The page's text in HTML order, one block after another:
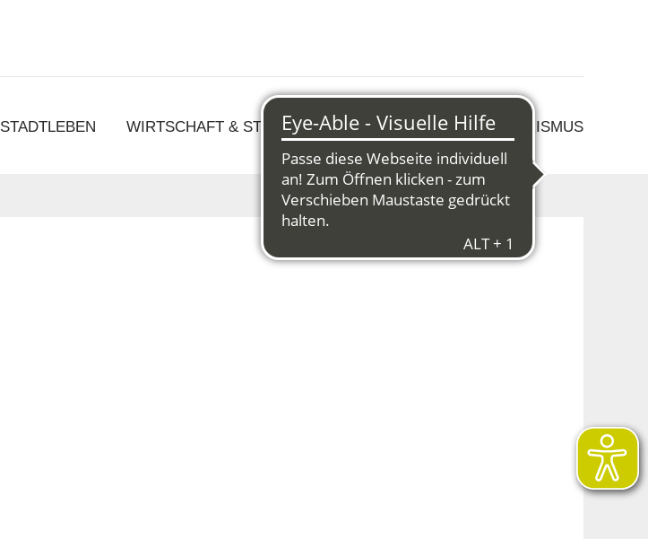
STADTLEBEN WIRTSCHAFT & STRUKTURWANDEL KULTUR & TOURISMUS